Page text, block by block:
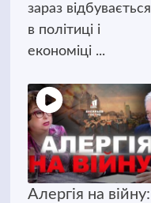
зараз відбувається
в політиці і
економіці ...
Алергія на війну: